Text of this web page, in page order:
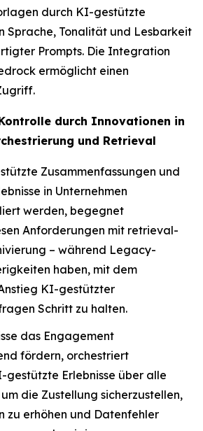
durch KI-gestützte
Sprache, Tonalität und Lesbarkeit
Prompts. Die Integration
ermöglicht einen
durch Innovationen in
und Retrieval
Zusammenfassungen und
in Unternehmen
werden, begegnet
Anforderungen mit retrieval-
– während Legacy-
haben, mit dem
KI-gestützter
Schritt zu halten.
das Engagement
fördern, orchestriert
gestützte Erlebnisse über alle
die Zustellung sicherzustellen,
zu erhöhen und Datenfehler